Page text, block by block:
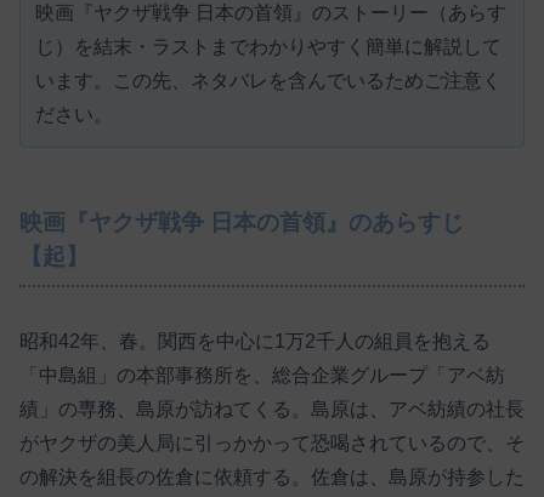
映画『ヤクザ戦争 日本の首領』のストーリー（あらす
じ）を結末・ラストまでわかりやすく簡単に解説して
います。この先、ネタバレを含んでいるためご注意く
ださい。
映画『ヤクザ戦争 日本の首領』のあらすじ
【起】
昭和42年、春。関西を中心に1万2千人の組員を抱える
「中島組」の本部事務所を、総合企業グループ「アベ紡
績」の専務、島原が訪ねてくる。島原は、アベ紡績の社長
がヤクザの美人局に引っかかって恐喝されているので、そ
の解決を組長の佐倉に依頼する。佐倉は、島原が持参した